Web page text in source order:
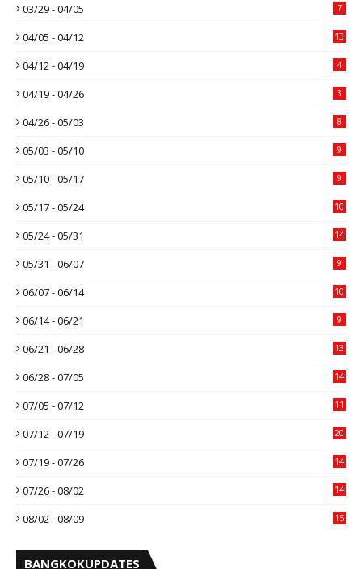
03/29 - 04/05 7
04/05 - 04/12 13
04/12 - 04/19 4
04/19 - 04/26 3
04/26 - 05/03 8
05/03 - 05/10 9
05/10 - 05/17 9
05/17 - 05/24 10
05/24 - 05/31 14
05/31 - 06/07 9
06/07 - 06/14 10
06/14 - 06/21 9
06/21 - 06/28 13
06/28 - 07/05 14
07/05 - 07/12 11
07/12 - 07/19 20
07/19 - 07/26 14
07/26 - 08/02 14
08/02 - 08/09 15
BANGKOKUPDATES